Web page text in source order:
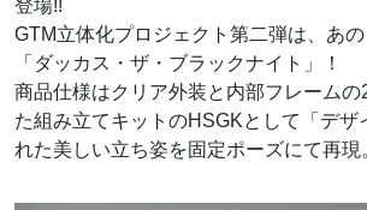
登場!!
GTM立体化プロジェクト第二弾は、あ
「ダッカス・ザ・ブラックナイト」！
商品仕様はクリア外装と内部フレームの
た組み立てキットのHSGKとして「デザ
れた美しい立ち姿を固定ポーズにて再現